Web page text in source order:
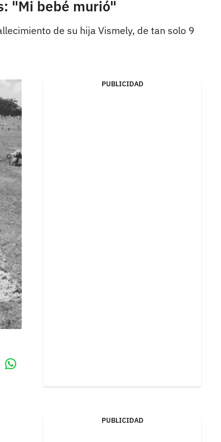
"Mi bebé murió"
de su hija Vismely, de tan solo 9
PUBLICIDAD
PUBLICIDAD